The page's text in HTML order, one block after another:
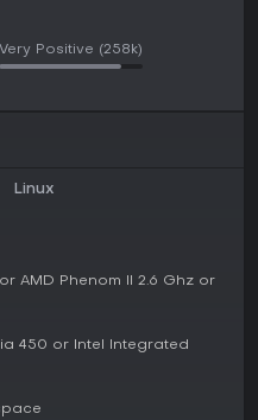
wie Gathering
Congresses sowie
Leaders und Modi hinzu.
mit Community-Mods und
spannend halten.
durch vielschichtige
via unterschiedlicher
Spiel.
starken Bewertungen auf
Verbesserungen zur Serie
rundenbasierten Empire-
Very Positive (258k)
Linux
AMD Phenom II 2.6 Ghz or
450 or Intel Integrated